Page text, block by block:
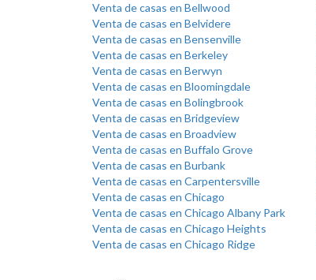
Venta de casas en Bellwood
Venta de casas en Belvidere
Venta de casas en Bensenville
Venta de casas en Berkeley
Venta de casas en Berwyn
Venta de casas en Bloomingdale
Venta de casas en Bolingbrook
Venta de casas en Bridgeview
Venta de casas en Broadview
Venta de casas en Buffalo Grove
Venta de casas en Burbank
Venta de casas en Carpentersville
Venta de casas en Chicago
Venta de casas en Chicago Albany Park
Venta de casas en Chicago Heights
Venta de casas en Chicago Ridge